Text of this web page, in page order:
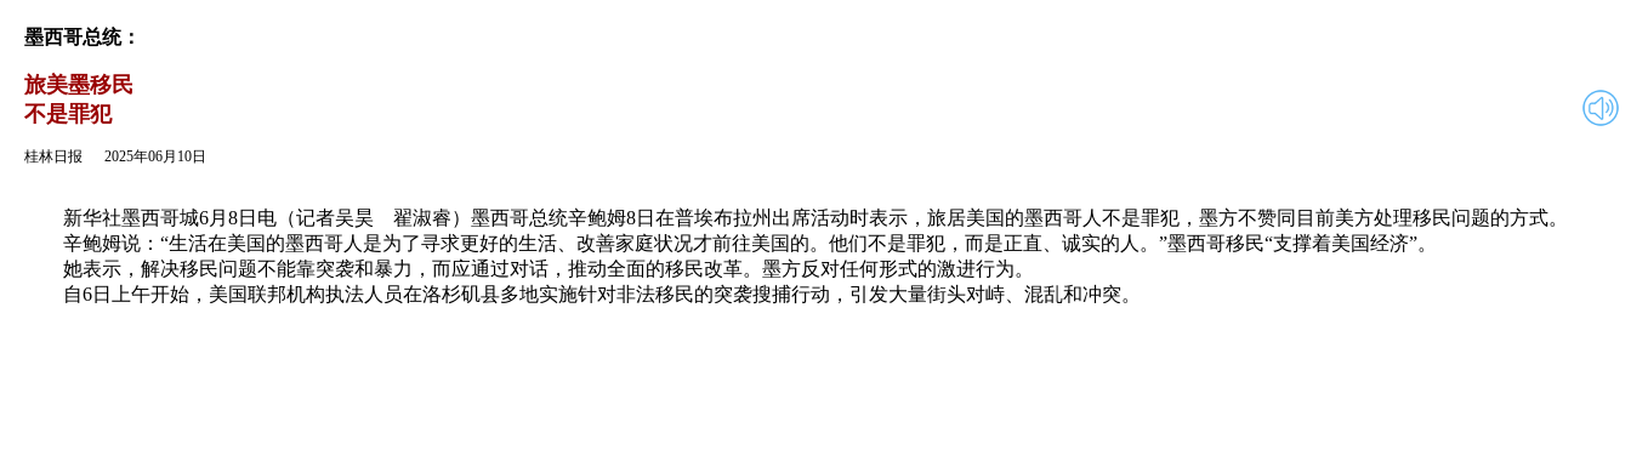
返回
墨西哥总统：
旅美墨移民
不是罪犯
桂林日报 2025年06月10日
新华社墨西哥城6月8日电（记者吴昊 翟淑睿）墨西哥总统辛鲍姆8日在普埃布拉州出席活动时表示，旅居美国的墨西哥人不是罪犯，墨方不赞同目前美方处理移民问题的方式。
辛鲍姆说：“生活在美国的墨西哥人是为了寻求更好的生活、改善家庭状况才前往美国的。他们不是罪犯，而是正直、诚实的人。”墨西哥移民“支撑着美国经济”。
她表示，解决移民问题不能靠突袭和暴力，而应通过对话，推动全面的移民改革。墨方反对任何形式的激进行为。
自6日上午开始，美国联邦机构执法人员在洛杉矶县多地实施针对非法移民的突袭搜捕行动，引发大量街头对峙、混乱和冲突。